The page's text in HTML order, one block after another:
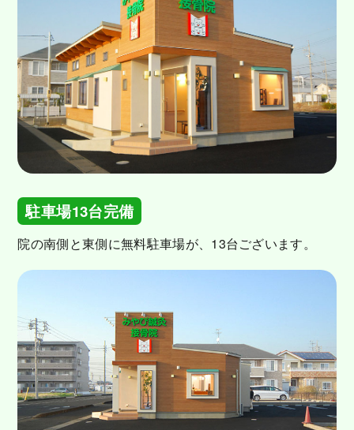
駐車場13台完備
院の南側と東側に無料駐車場が、13台ございます。